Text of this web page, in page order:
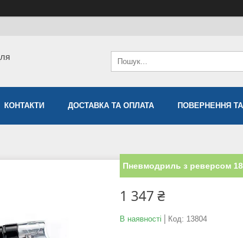
КОНТАКТИ ДОСТАВКА ТА ОПЛАТА ПОВЕРНЕННЯ
Пневмодриль з реверсом
1 347 ₴
В наявності Код: 13804